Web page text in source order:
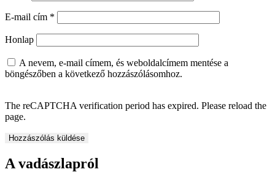
E-mail cím *
Honlap
A nevem, e-mail címem, és weboldalcímem mentése a
böngészőben a következő hozzászólásomhoz.
The reCAPTCHA verification period has expired. Please reload the
page.
A vadászlapról